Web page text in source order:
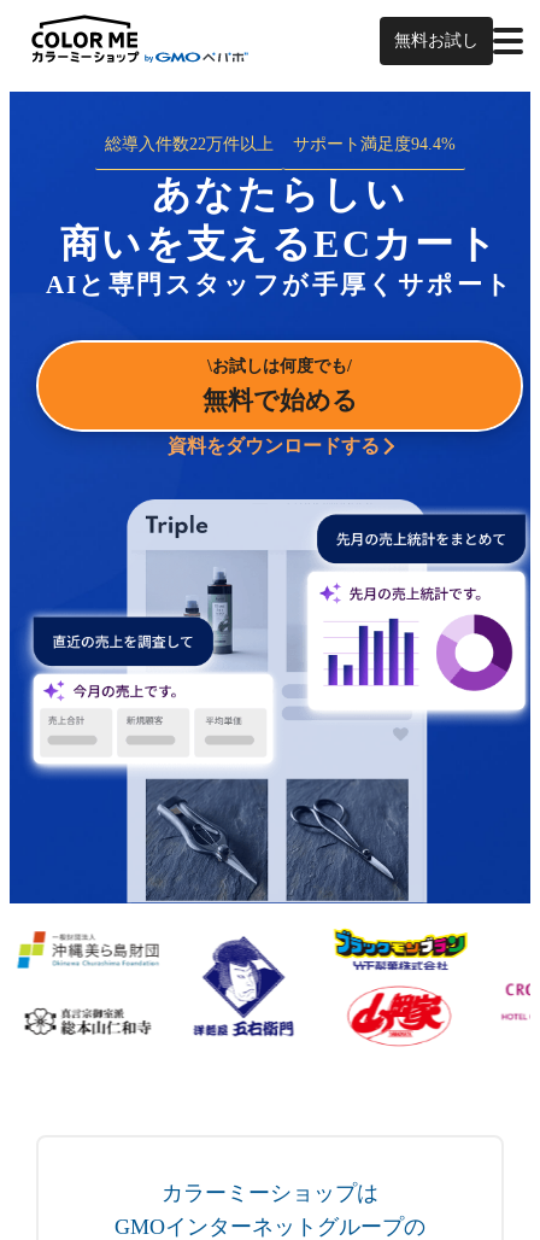
無料お試し
総導入件数22万件以上 サポート満足度94.4%
あなたらしい
商いを支えるECカート
AIと専門スタッフが手厚くサポート
お試しは何度でも
無料で始める
資料をダウンロードする
カラーミーショップは
GMOインターネットグループの